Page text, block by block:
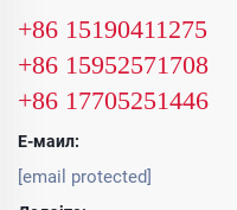
+86 15190411275
+86 15952571708
+86 17705251446
Е-маил:
[email protected]